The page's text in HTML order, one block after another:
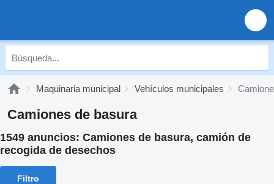
Maquinaria municipal Vehículos municipales
Camiones de basura
1549 anuncios: Camiones de basura, camión de
recogida de desechos
Filtro